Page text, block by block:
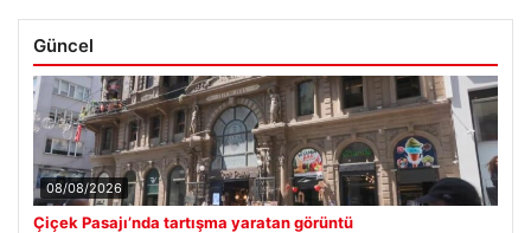
Güncel
08/08/2026
Çiçek Pasajı’nda tartışma yaratan görüntü